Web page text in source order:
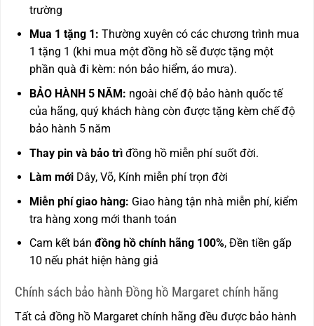
trường
Mua 1 tặng 1: Thường xuyên có các chương trình mua
1 tặng 1 (khi mua một đồng hồ sẽ được tặng một
phần quà đi kèm: nón bảo hiểm, áo mưa).
BẢO HÀNH 5 NĂM: ngoài chế độ bảo hành quốc tế
của hãng, quý khách hàng còn được tặng kèm chế độ
bảo hành 5 năm
Thay pin và bảo trìđồng hồ miễn phí suốt đời.
Làm mới Dây, Võ, Kính miễn phí trọn đời
Miễn phí giao hàng: Giao hàng tận nhà miễn phí, kiểm
tra hàng xong mới thanh toán
Cam kết bán đồng hồ chính hãng 100%, Đền tiền gấp
10 nếu phát hiện hàng giả
Chính sách bảo hành Đồng hồ Margaret chính hãng
Tất cả đồng hồ Margaret chính hãng đều được bảo hành